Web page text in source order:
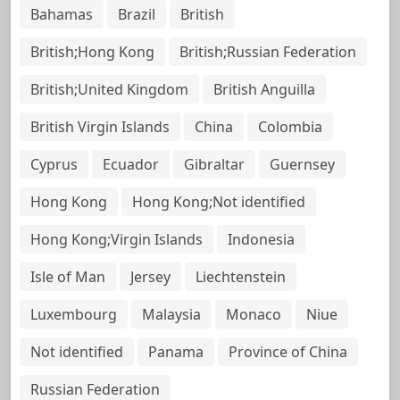
Bahamas Brazil
British
British;Hong Kong
British;Russian Federation
British;United Kingdom
British Anguilla
British Virgin Islands
China
Colombia
Cyprus
Ecuador Gibraltar
Guernsey
Hong Kong
Hong Kong;Not identified
Hong Kong;Virgin Islands
Indonesia
Isle of Man
Jersey
Liechtenstein
Luxembourg
Malaysia Monaco
Niue
Not identified
Panama
Province of China
Russian Federation